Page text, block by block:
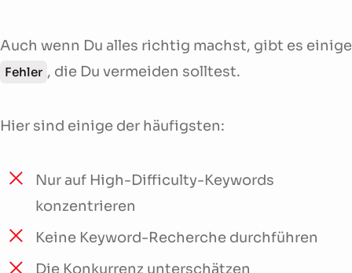
Auch wenn Du alles richtig machst, gibt es einige
Fehler , die Du vermeiden solltest.
Hier sind einige der häufigsten:
Nur auf High-Difficulty-Keywords
konzentrieren
Keine Keyword-Recherche durchführen
Die Konkurrenz unterschätzen